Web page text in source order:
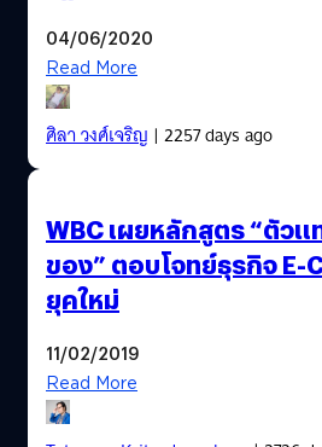
04/06/2020
Read More
ศิลา วงศ์เจริญ | 2257 days ago
WBC เผยหลักสูตร “ตัว
ของ” ตอบโจทย์ธุรกิจ E-
ยุคใหม่
11/02/2019
Read More